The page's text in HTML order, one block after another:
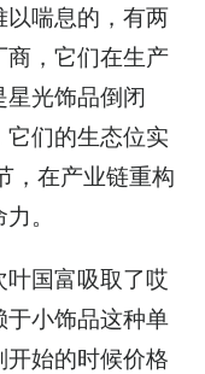
喘息的，有两
，它们在生产
光饰品倒闭
们的生态位实
，在产业链重构
。
国富吸取了哎
于小饰品这种单
始的时候价格